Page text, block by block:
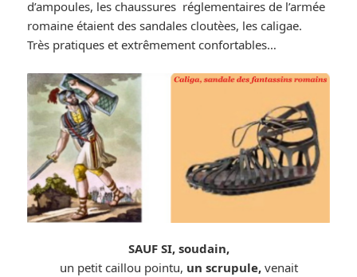
d’ampoules, les chaussures réglementaires de l’armée
romaine étaient des sandales cloutèes, les caligae.
Très pratiques et extrêmement confortables…
SAUF SI, soudain,
un petit caillou pointu, un scrupule, venait